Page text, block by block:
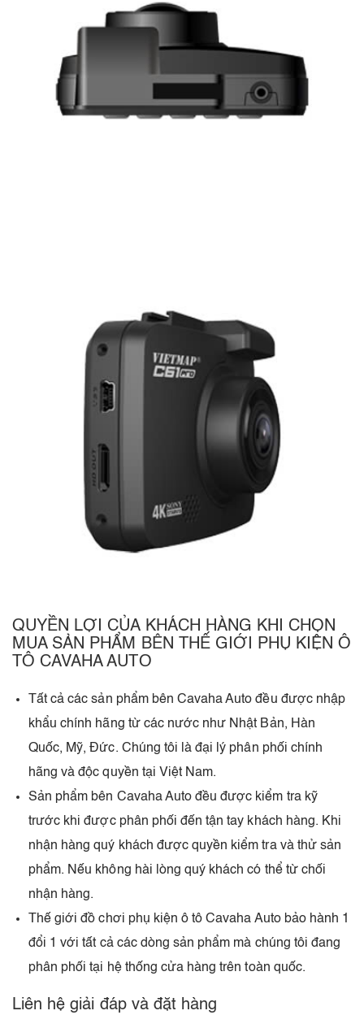
QUYỀN LỢI CỦA KHÁCH HÀNG KHI CHỌN
MUA SẢN PHẨM BÊN THẾ GIỚI PHỤ KIỆN Ô
TÔ CAVAHA AUTO
Tất cả các sản phẩm bên Cavaha Auto đều được nhập
khẩu chính hãng từ các nước như Nhật Bản, Hàn
Quốc, Mỹ, Đức. Chúng tôi là đại lý phân phối chính
hãng và độc quyền tại Việt Nam.
Sản phẩm bên Cavaha Auto đều được kiểm tra kỹ
trước khi được phân phối đến tận tay khách hàng. Khi
nhận hàng quý khách được quyền kiểm tra và thử sản
phẩm. Nếu không hài lòng quý khách có thể từ chối
nhận hàng.
Thế giới đồ chơi phụ kiện ô tô Cavaha Auto bảo hành 1
đổi 1 với tất cả các dòng sản phẩm mà chúng tôi đang
phân phối tại hệ thống cửa hàng trên toàn quốc.
Liên hệ giải đáp và đặt hàng